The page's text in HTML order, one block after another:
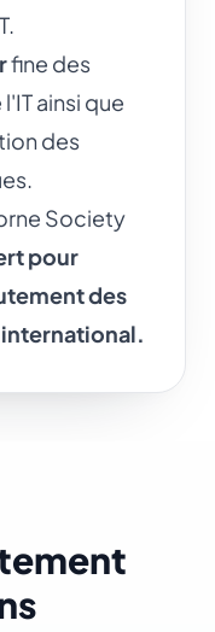
fine des
ainsi que
des
Society
pour
des